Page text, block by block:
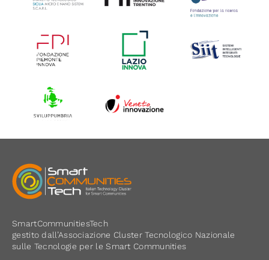
SmartCommunitiesTech
gestito dall’Associazione Cluster Tecnologico Nazionale
sulle Tecnologie per le Smart Communities